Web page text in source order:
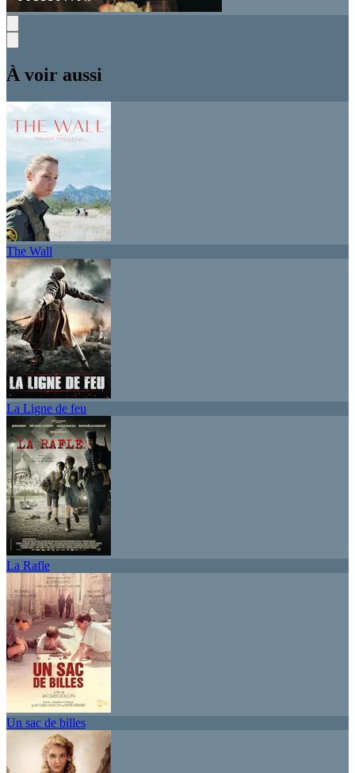
À voir aussi
The Wall
La Ligne de feu
La Rafle
Un sac de billes